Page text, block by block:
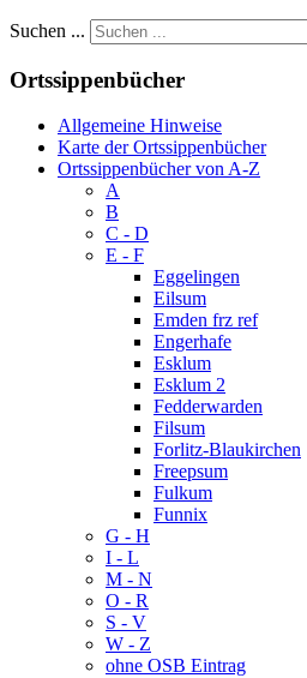
Suchen ...
Ortssippenbücher
Allgemeine Hinweise
Karte der Ortssippenbücher
Ortssippenbücher von A-Z
A
B
C - D
E - F
Eggelingen
Eilsum
Emden frz ref
Engerhafe
Esklum
Esklum 2
Fedderwarden
Filsum
Forlitz-Blaukirchen
Freepsum
Fulkum
Funnix
G - H
I - L
M - N
O - R
S - V
W - Z
ohne OSB Eintrag